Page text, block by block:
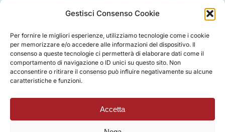
Gestisci Consenso Cookie
Per fornire le migliori esperienze, utilizziamo tecnologie come i cookie
per memorizzare e/o accedere alle informazioni del dispositivo. Il
consenso a queste tecnologie ci permetterà di elaborare dati come il
comportamento di navigazione o ID unici su questo sito. Non
acconsentire o ritirare il consenso può influire negativamente su alcune
caratteristiche e funzioni.
Accetta
Ufficio turismo: 0735.794229
PRIVACY |COOKIE | LEGAL |DISCLAIMER